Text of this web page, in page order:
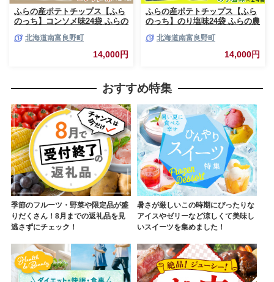
ふらの産ポテトチップス【ふら
のっち】コンソメ味24袋 ふらの
ガイモ コンソメ 芋 菓子 スナッ
ク じゃがいも お菓子 ポテチ 1
北海道南富良野町
14,000円
ふらの産ポテトチップス【ふら
のっち】のり塩味24袋 ふらの農
イモ のり塩 芋 菓子 スナック
じゃがいも お菓子 ポテチ 1箱
北海道南富良野町
14,000円
おすすめ特集
季節のフルーツ・野菜や限定品が盛
りだくさん！8月までの返礼品を見
逃さずにチェック！
暑さが厳しいこの時期にぴったりな
アイスやゼリーなど涼しくて美味し
いスイーツを集めました！